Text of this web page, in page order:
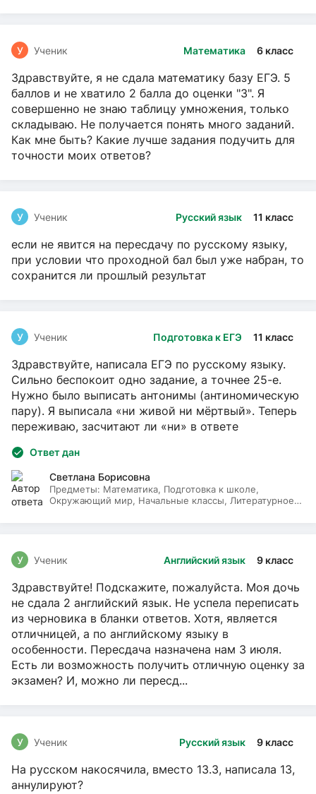
Математика 6 класс
У Ученик
Здравствуйте, я не сдала математику базу ЕГЭ. 5
баллов и не хватило 2 балла до оценки "3". Я
совершенно не знаю таблицу умножения, только
складываю. Не получается понять много заданий.
Как мне быть? Какие лучше задания подучить для
точности моих ответов?
Русский язык 11 класс
У Ученик
если не явится на пересдачу по русскому языку,
при условии что проходной бал был уже набран, то
сохранится ли прошлый результат
Подготовка к ЕГЭ 11 класс
У Ученик
Здравствуйте, написала ЕГЭ по русскому языку.
Сильно беспокоит одно задание, а точнее 25-е.
Нужно было выписать антонимы (антиномическую
пару). Я выписала «ни живой ни мёртвый». Теперь
переживаю, засчитают ли «ни» в ответе
Ответ дан
Светлана Борисовна
Предметы: Математика, Подготовка к школе,
Окружающий мир, Начальные классы, Литературное
Английский язык 9 класс
У Ученик
Здравствуйте! Подскажите, пожалуйста. Моя дочь
не сдала 2 английский язык. Не успела переписать
из черновика в бланки ответов. Хотя, является
отличницей, а по английскому языку в
особенности. Пересдача назначена нам 3 июля.
Есть ли возможность получить отличную оценку за
экзамен? И, можно ли пересд...
Русский язык 9 класс
У Ученик
На русском накосячила, вместо 13.3, написала 13,
аннулируют?